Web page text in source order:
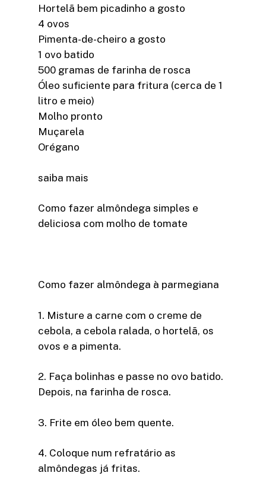
Hortelã bem picadinho a gosto
4 ovos
Pimenta-de-cheiro a gosto
1 ovo batido
500 gramas de farinha de rosca
Óleo suficiente para fritura (cerca de 1
litro e meio)
Molho pronto
Muçarela
Orégano
saiba mais
Como fazer almôndega simples e
deliciosa com molho de tomate
Como fazer almôndega à parmegiana
1. Misture a carne com o creme de
cebola, a cebola ralada, o hortelã, os
ovos e a pimenta.
2. Faça bolinhas e passe no ovo batido.
Depois, na farinha de rosca.
3. Frite em óleo bem quente.
4. Coloque num refratário as
almôndegas já fritas.